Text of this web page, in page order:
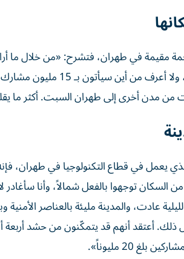
وهي مترجمة مقيمة في طهران، فتشرح: «من
المدينة هادئة على غير
من مدن أخرى إلى طهران السبت. أكثر ما
سعيد (29 عاماً) الذي يعمل في قطاع التكنولوجيا
توجهوا بالفعل شمالاً، وأنا سأغادر
عادت، والمدينة مليئة بالعناصر
ذلك. أعتقد أنهم قد يتمكّنون من حشد
20 مليوناً».